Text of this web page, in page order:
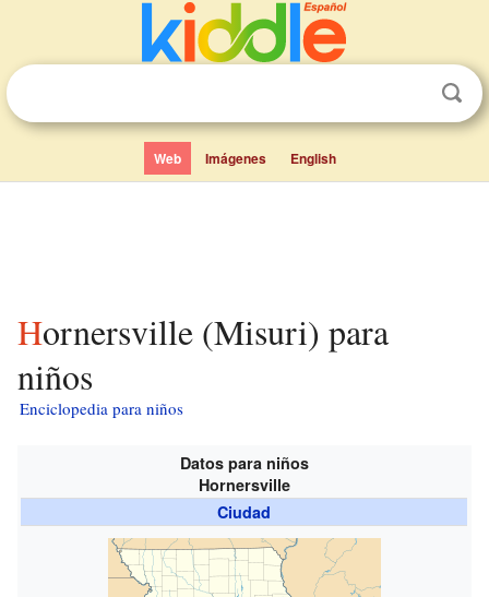
Web Imágenes English
Hornersville (Misuri) para
niños
Enciclopedia para niños
Datos para niños
Hornersville
Ciudad